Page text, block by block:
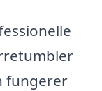
fungerer